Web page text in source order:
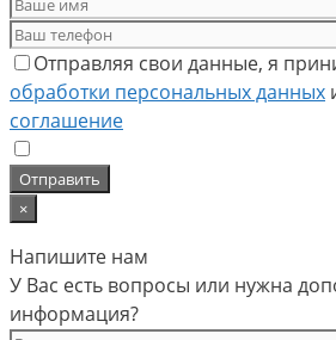
Отправляя свои данные, я
обработки персональных данных
соглашение
×
Напишите нам
У Вас есть вопросы или нужна
информация?